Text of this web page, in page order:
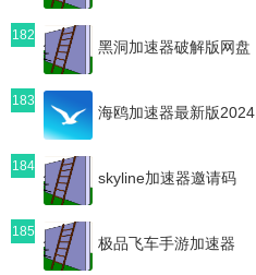
182
黑洞加速器破解版网盘
183
海鸥加速器最新版2024
184
skyline加速器邀请码
185
极品飞车手游加速器